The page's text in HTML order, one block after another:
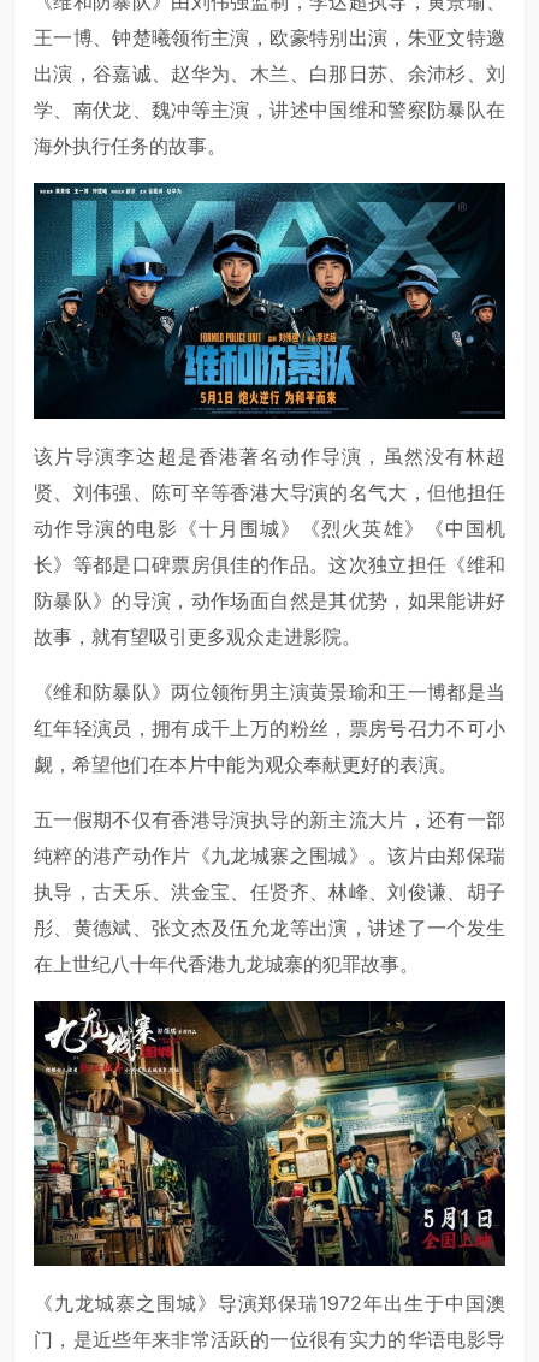
王一博、钟楚曦领衔主演，欧豪特别出演，朱亚文特邀
出演，谷嘉诚、赵华为、木兰、白那日苏、余沛杉、刘
学、南伏龙、魏冲等主演，讲述中国维和警察防暴队在
海外执行任务的故事。
该片导演李达超是香港著名动作导演，虽然没有林超
贤、刘伟强、陈可辛等香港大导演的名气大，但他担任
动作导演的电影《十月围城》《烈火英雄》《中国机
长》等都是口碑票房俱佳的作品。这次独立担任《维和
防暴队》的导演，动作场面自然是其优势，如果能讲好
故事，就有望吸引更多观众走进影院。
《维和防暴队》两位领衔男主演黄景瑜和王一博都是当
红年轻演员，拥有成千上万的粉丝，票房号召力不可小
觑，希望他们在本片中能为观众奉献更好的表演。
五一假期不仅有香港导演执导的新主流大片，还有一部
纯粹的港产动作片《九龙城寨之围城》。该片由郑保瑞
执导，古天乐、洪金宝、任贤齐、林峰、刘俊谦、胡子
彤、黄德斌、张文杰及伍允龙等出演，讲述了一个发生
在上世纪八十年代香港九龙城寨的犯罪故事。
《九龙城寨之围城》导演郑保瑞1972年出生于中国澳
门，是近些年来非常活跃的一位很有实力的华语电影导